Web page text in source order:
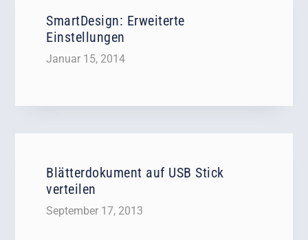
SmartDesign: Erweiterte
Einstellungen
Januar 15, 2014
Blätterdokument auf USB Stick
verteilen
September 17, 2013